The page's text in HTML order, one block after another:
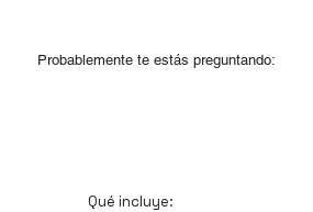
Probablemente te estás preguntando:
Qué incluye: